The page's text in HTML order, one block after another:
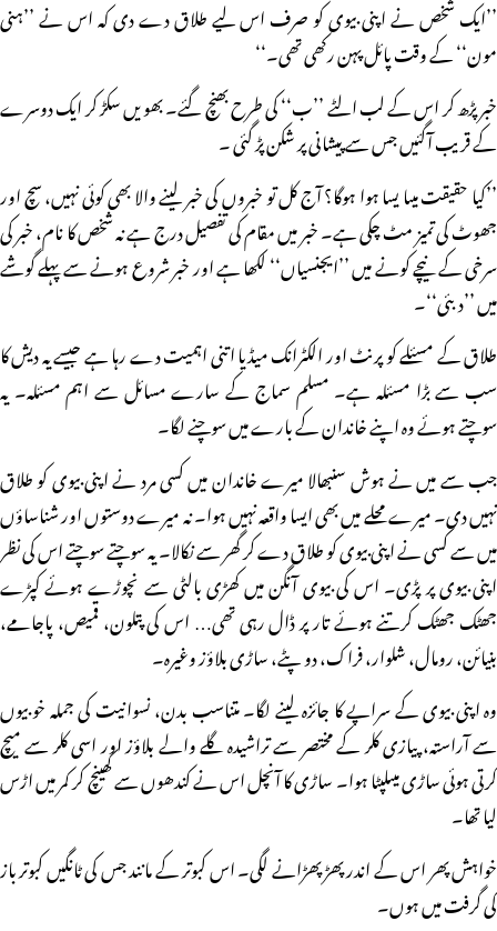
’’ایک شخص نے اپنی بیوی کو صرف اس لیے طلاق دے دی کہ اس نے ’’ہنی
مون‘‘ کے وقت پائل پہن رکھی تھی۔‘‘
خبر پڑھ کر اس کے لب الٹے ’’ب‘‘ کی طرح بھنچ گئے۔ بھویں سکڑ کر ایک دوسرے
کے قریب آگئیں جس سے پیشانی پر شکن پڑ گئی ۔
’’کیا حقیقت میںا یسا ہوا ہوگا؟ آج کل تو خبروں کی خبر لینے والا بھی کوئی نہیں، سچ اور
جھوٹ کی تمیز مٹ چکی ہے۔ خبر میں مقام کی تفصیل درج ہے نہ شخص کا نام، خبر کی
سرخی کے نیچے کونے میں ’’ایجنسیاں‘‘ لکھا ہے اور خبر شروع ہونے سے پہلے گوشے
میں ’’دبئی‘‘۔
طلاق کے مسئلے کو پرنٹ اور الکٹرانک میڈیا اتنی اہمیت دے رہا ہے جیسے یہ دیش کا
سب سے بڑا مسئلہ ہے۔ مسلم سماج کے سارے مسائل سے اہم مسئلہ۔ یہ
سوچتے ہوئے وہ اپنے خاندان کے بارے میں سوچنے لگا۔
جب سے میں نے ہوش سنبھالا میرے خاندان میں کسی مرد نے اپنی بیوی کو طلاق
نہیں دی۔ میرے محلے میں بھی ایسا واقعہ نہیں ہوا۔ نہ میرے دوستوں اور شناساؤں
میں سے کسی نے اپنی بیوی کو طلاق دے کر گھر سے نکالا۔ یہ سوچتے سوچتے اس کی نظر
اپنی بیوی پر پڑی۔ اس کی بیوی آنگن میں کھڑی بالٹی سے نچوڑے ہوئے کپڑے
جھٹک جھٹک کرتنے ہوئے تار پر ڈال رہی تھی… اس کی پتلون، قمیص، پاجامے،
بنیائن، رومال، شلوار، فراک، دو پٹے، ساڑی بلاؤز وغیرہ۔
وہ اپنی بیوی کے سراپے کا جائزہ لینے لگا۔ متناسب بدن، نسوانیت کی جملہ خوبیوں
سے آراستہ، پیازی کلر کے مختصر سے تراشیدہ گلے والے بلاؤز اور اسی کلر سے میچ
کرتی ہوئی ساڑی میںلپٹا ہوا۔ ساڑی کا آنچل اس نے کندھوں سے کھینچ کر کمر میں اڑس
لیا تھا۔
خواہش پھر اس کے اندر پھڑپھڑانے لگی۔ اس کبوتر کے مانند جس کی ٹانگیں کبوتر باز
کی گرفت میں ہوں۔